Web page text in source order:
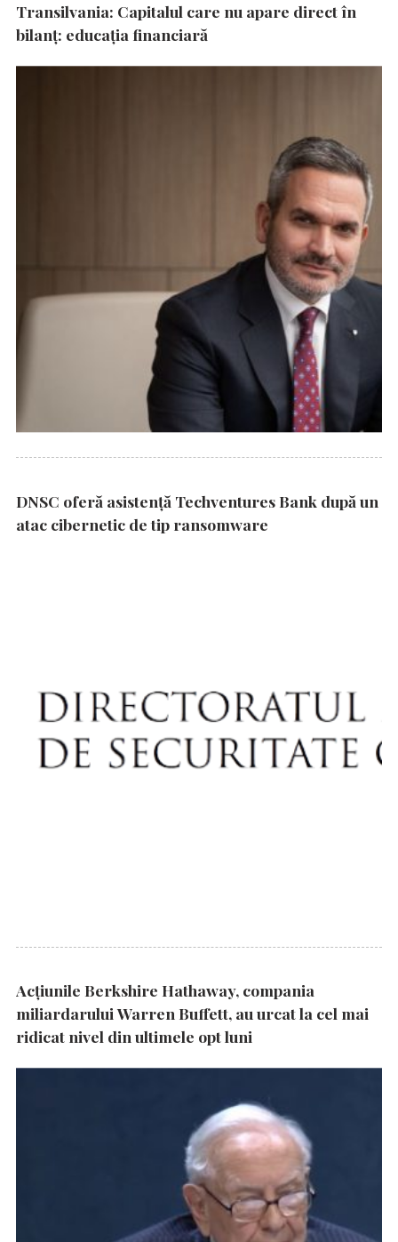
Transilvania: Capitalul care nu apare direct în
bilanț: educația financiară
DNSC oferă asistență Techventures Bank după un
atac cibernetic de tip ransomware
Acțiunile Berkshire Hathaway, compania
miliardarului Warren Buffett, au urcat la cel mai
ridicat nivel din ultimele opt luni